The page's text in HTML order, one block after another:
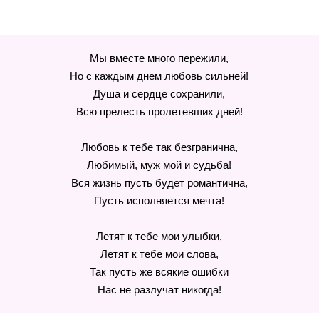
Мы вместе много пережили,
Но с каждым днем любовь сильней!
Душа и сердце сохранили,
Всю прелесть пролетевших дней!
Любовь к тебе так безгранична,
Любимый, муж мой и судьба!
Вся жизнь пусть будет романтична,
Пусть исполняется мечта!
Летят к тебе мои улыбки,
Летят к тебе мои слова,
Так пусть же всякие ошибки
Нас не разлучат никогда!